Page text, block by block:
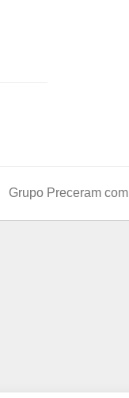
next
post:
Grupo Preceram